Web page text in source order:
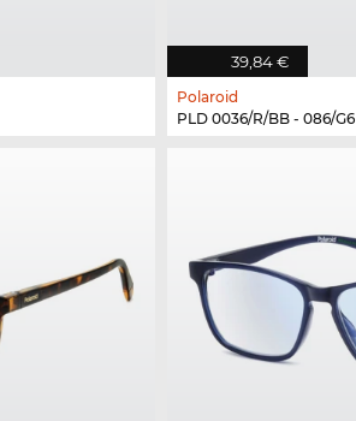
39,84 €
Polaroid
PLD 0036/R/BB - 086/G6